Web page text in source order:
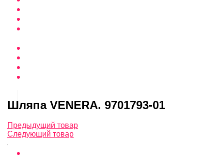
Шляпа VENERA. 9701793-01
Предыдущий товар
Следующий товар